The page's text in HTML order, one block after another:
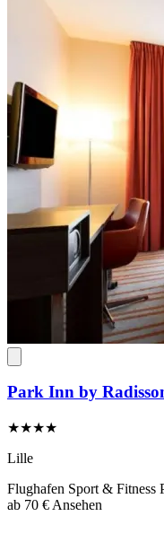
Park Inn by
★★★★
Lille
Flughafen Sport & Fitness
ab 70 € Ansehen